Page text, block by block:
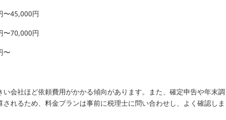
〜45,000円
〜70,000円
〜
会社ほど依頼費用がかかる傾向があります。また、確定申告や年末調
れるため、料金プランは事前に税理士に問い合わせし、よく確認しま